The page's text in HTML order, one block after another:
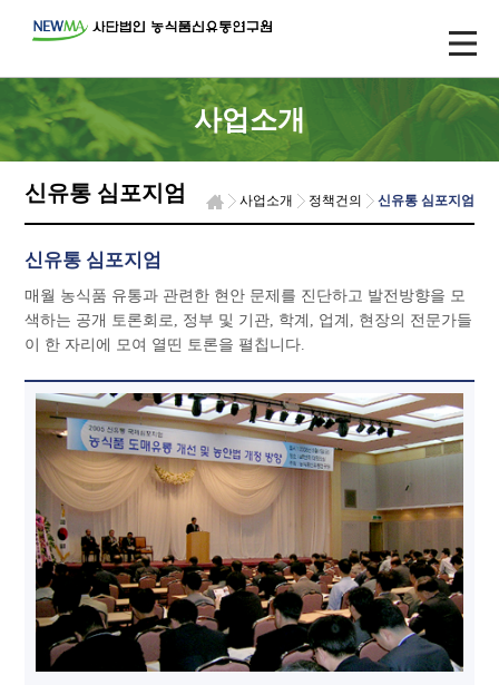
사업소개
신유통 심포지엄 사업소개 정책건의 신유통 심포지엄
신유통 심포지엄
매월 농식품 유통과 관련한 현안 문제를 진단하고 발전방향을 모
색하는 공개 토론회로, 정부 및 기관, 학계, 업계, 현장의 전문가들
이 한 자리에 모여 열띤 토론을 펼칩니다.